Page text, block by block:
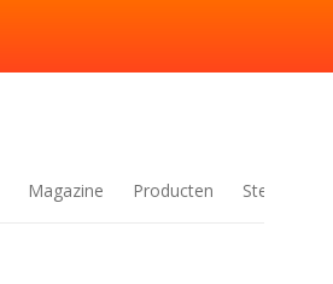
Magazine Producten Steden